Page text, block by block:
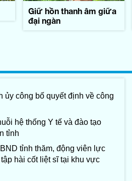
Giữ hồn thanh âm giữa
đại ngàn
ủy công bố quyết định về công
hệ thống Y tế và đào tạo
tỉnh
tỉnh thăm, động viên lực
hài cốt liệt sĩ tại khu vực